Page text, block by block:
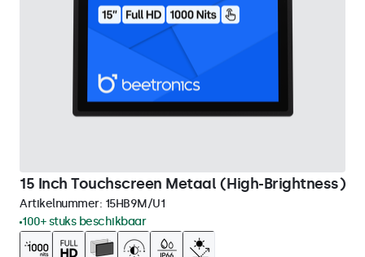
15 Inch Touchscreen Metaal (High-Brightness)
Artikelnummer: 15HB9M/U1
100+ stuks beschikbaar